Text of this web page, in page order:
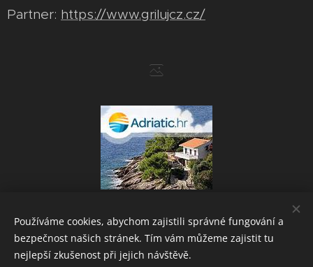
Partner: https://www.grilujcz.cz/
Powered byWebnode Cookies
Používáme cookies, abychom zajistili správné fungování a
bezpečnost našich stránek. Tím vám můžeme zajistit tu
nejlepší zkušenost při jejich návštěvě.